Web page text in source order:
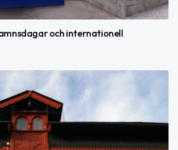
och internationell